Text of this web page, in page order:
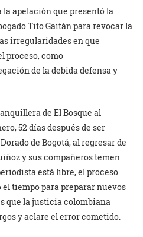
la apelación que presentó la
Tito Gaitán para revocar la
irregularidades en que
proceso, como
de la debida defensa y
de El Bosque al
52 días después de ser
de Bogotá, al regresar de
y sus compañeros temen
está libre, el proceso
tiempo para preparar nuevos
que la justicia colombiana
y aclare el error cometido.